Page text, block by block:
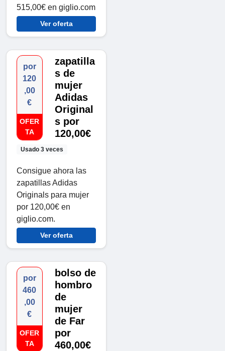
515,00€ en giglio.com
Ver oferta
por
120
,00
€
OFER
TA
Usado 3 veces
zapatilla
s de
mujer
Adidas
Original
s por
120,00€
Consigue ahora las
zapatillas Adidas
Originals para mujer
por 120,00€ en
giglio.com.
Ver oferta
por
460
,00
€
OFER
TA
bolso de
hombro
de
mujer
de Far
por
460,00€